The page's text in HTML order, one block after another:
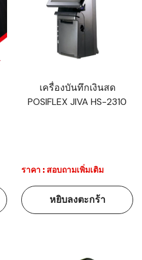
เครื่องบันทึกเงินสด
POSIFLEX JIVA HS-2310
ราคา : สอบถามเพิ่มเติม
หยิบลงตะกร้า